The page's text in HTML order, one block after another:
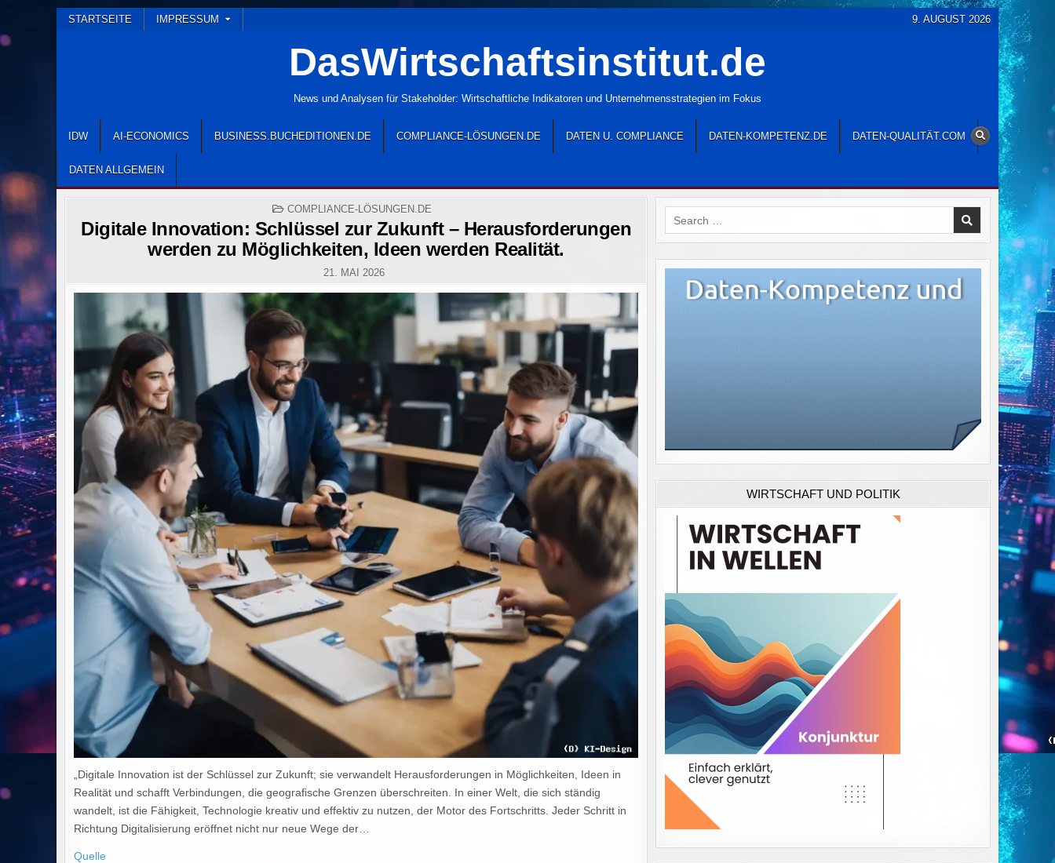
to
content
STARTSEITE IMPRESSUM 9. AUGUST 2026
DasWirtschaftsinstitut.de
News und Analysen für Stakeholder: Wirtschaftliche Indikatoren und Unternehmensstrategien im Fokus
IDW AI-ECONOMICS BUSINESS.BUCHEDITIONEN.DE COMPLIANCE-LÖSUNGEN.DE DATEN U. COMPLIANCE DATEN-KOMPETENZ.DE DATEN-QUALITÄT.COM
DATEN ALLGEMEIN
POSTED
COMPLIANCE-LÖSUNGEN.DE
Digitale Innovation: Schlüssel zur Zukunft – Herausforderungen
werden zu Möglichkeiten, Ideen werden Realität.
21. MAI 2026
„Digitale Innovation ist der Schlüssel zur Zukunft; sie verwandelt Herausforderungen in Möglichkeiten, Ideen in
Realität und schafft Verbindungen, die geografische Grenzen überschreiten. In einer Welt, die sich ständig
wandelt, ist die Fähigkeit, Technologie kreativ und effektiv zu nutzen, der Motor des Fortschritts. Jeder Schritt in
Richtung Digitalisierung eröffnet nicht nur neue Wege der…
Quelle
Search
for:
WIRTSCHAFT UND POLITIK